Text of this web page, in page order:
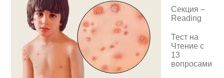
Секция –
Reading
Тест на
Чтение с
13
вопросами